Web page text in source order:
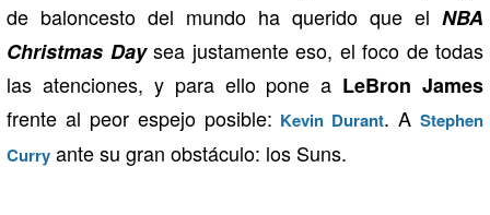
de baloncesto del mundo ha querido que el NBA
Christmas Daysea justamente eso, el foco de todas
las atenciones, y para ello pone a LeBron James
frente al peor espejo posible: Kevin Durant. A Stephen
Curry ante su gran obstáculo: los Suns.